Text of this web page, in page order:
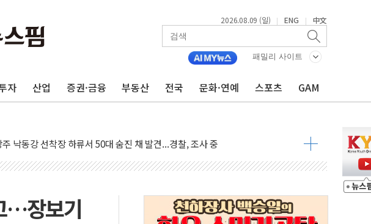
2026.08.09 (일) | ENG | 中文
패밀리 사이트
자 산업 증권·금융 부동산 전국 문화·연예 스포츠 GAM
진위면 공장서 질식사고 발생…작업자 1명 숨져
항 블루밸리 국가산단에 '철강 AI융합실증센터' 들어선다
합] 김민석, 정청래에 누적 '1.48%p' 차 선두 유지...金 46.01% vs 鄭 44.53%
주당 경북도당위원장에 오중기 당선...합산득표율 68.63%
민석, 강원·대구·경북 경선서 정청래에 승리…金 48.54% vs 鄭 44.40%
보] 민주, 강원·대구·경북 경선 결과...김민석 48.54% 정청래 44.40%
…장보기